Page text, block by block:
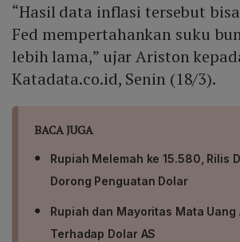
“Hasil data inflasi tersebut
Fed mempertahankan suku
lebih lama,” ujar Ariston
Katadata.co.id, Senin (18/3).
BACA JUGA
Rupiah Melemah ke 15.580, Rilis
Dorong Penguatan Dolar
Rupiah dan Mayoritas Mata Uang
Terhadap Dolar AS